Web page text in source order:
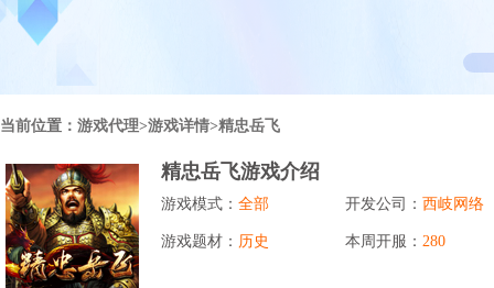
聚合盒子PC端
全新UI上线，引流新利器
当前位置： 游戏代理>游戏详情>精忠岳飞
精忠岳飞游戏介绍
游戏模式： 全部 开发公司： 西岐网络
游戏题材： 历史 本周开服： 280